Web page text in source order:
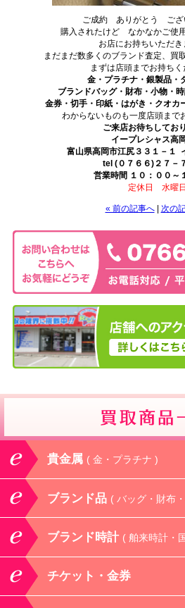
ご成約 ありがとう ござ
購入されたけど なかなかご使
お店にお持ちいただき
まだまだ数多くのブランド査定、買
まずは店頭までお持ちく
金・プラチナ・銀製品・
ブランドバッグ・財布・小物・
金券・切手・印紙・はがき・クオカ
わからないものも一度店頭まで
ご来店お待ちしてお
イープレシャス高
富山県高岡市江尻３３１－１
tel (０７６６)２７－
営業時間 １０：００～
定休日 水曜日
« 前の記事へ| 次の
貴金属 ( 金・プラチナ )
ブランド品 ( バッグ・財布
ブランド時計 ( 舶来時計・
チケット・金券